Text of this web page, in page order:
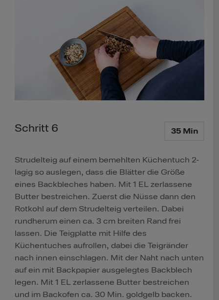
Schritt 6 35 Min
Strudelteig auf einem bemehlten Küchentuch 2-
lagig so auslegen, dass die Blätter die Größe
eines Backbleches haben. Mit 1 EL zerlassene
Butter bestreichen. Zuerst die Nüsse dann den
Rotkohl auf dem Strudelteig verteilen. Dabei
rundherum einen ca. 3 cm breiten Rand frei
lassen. Die Teigplatte mit Hilfe des
Küchentuches aufrollen, dabei die Teigränder
nach innen einschlagen. Mit der Naht nach unten
auf ein mit Backpapier ausgelegtes Backblech
legen. Mit 1 EL zerlassene Butter bestreichen
und im Backofen ca. 30 Min. goldgelb backen.